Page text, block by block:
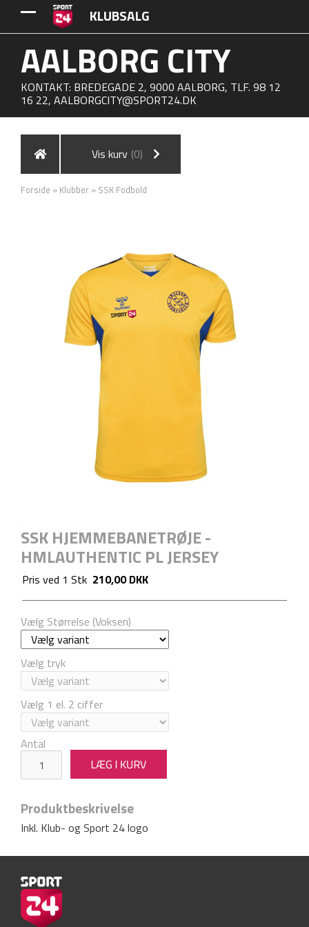
KLUBSALG
AALBORG CITY
KONTAKT: BREDEGADE 2, 9000 AALBORG, TLF. 98 12
16 22, AALBORGCITY@SPORT24.DK
Vis kurv (0)
Forside » Klubber » SSK Fodbold
SSK HJEMMEBANETRØJE -
HMLAUTHENTIC PL JERSEY
Pris ved 1 Stk 210,00 DKK
Vælg Størrelse (Voksen)
Vælg tryk
Vælg 1 el. 2 ciffer
Antal
Produktbeskrivelse
Inkl. Klub- og Sport 24 logo